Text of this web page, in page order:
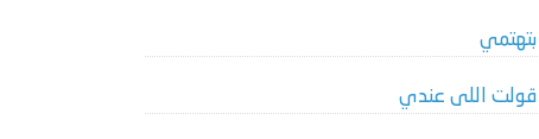
بتهتمي
قولت اللى عندي